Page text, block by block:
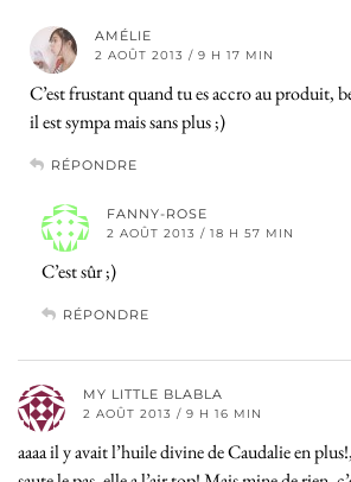
AMÉLIE
2 AOÛT 2013 / 9 H 17 MIN
C’est frustant quand tu es accro au produit,
il est sympa mais sans plus ;)
RÉPONDRE
FANNY-ROSE
2 AOÛT 2013 / 18 H 57 MIN
C’est sûr ;)
RÉPONDRE
MY LITTLE BLABLA
2 AOÛT 2013 / 9 H 16 MIN
aaaa il y avait l’huile divine de Caudalie en